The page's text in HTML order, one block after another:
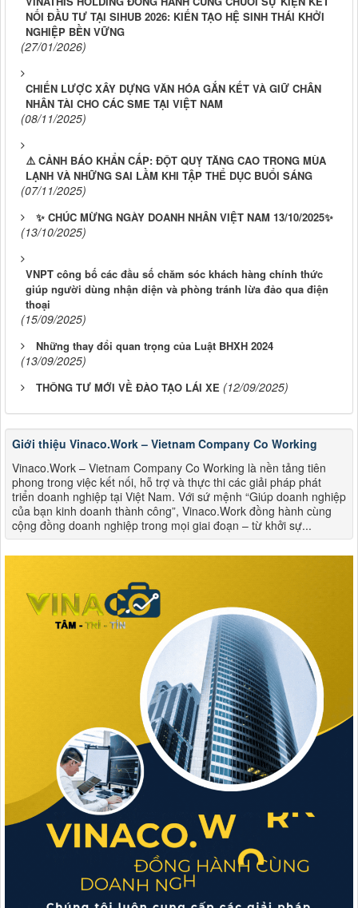
NỐI ĐẦU TƯ TẠI SIHUB 2026: KIẾN TẠO HỆ SINH THÁI KHỞI
NGHIỆP BỀN VỮNG
(27/01/2026)
CHIẾN LƯỢC XÂY DỰNG VĂN HÓA GẮN KẾT VÀ GIỮ CHÂN
NHÂN TÀI CHO CÁC SME TẠI VIỆT NAM
(08/11/2025)
⚠️ CẢNH BÁO KHẨN CẤP: ĐỘT QUỴ TĂNG CAO TRONG MÙA
LẠNH VÀ NHỮNG SAI LẦM KHI TẬP THỂ DỤC BUỔI SÁNG
(07/11/2025)
✨ CHÚC MỪNG NGÀY DOANH NHÂN VIỆT NAM 13/10/2025✨
(13/10/2025)
VNPT công bố các đầu số chăm sóc khách hàng chính thức
giúp người dùng nhận diện và phòng tránh lừa đảo qua điện
thoại
(15/09/2025)
Những thay đổi quan trọng của Luật BHXH 2024
(13/09/2025)
THÔNG TƯ MỚI VỀ ĐÀO TẠO LÁI XE (12/09/2025)
Giới thiệu Vinaco.Work – Vietnam Company Co Working
Vinaco.Work – Vietnam Company Co Working là nền tảng tiên
phong trong việc kết nối, hỗ trợ và thực thi các giải pháp phát
triển doanh nghiệp tại Việt Nam. Với sứ mệnh “Giúp doanh nghiệp
của bạn kinh doanh thành công”, Vinaco.Work đồng hành cùng
cộng đồng doanh nghiệp trong mọi giai đoạn – từ khởi sự...